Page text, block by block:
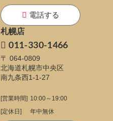
電話する
札幌店
011-330-1466
〒 064-0809
北海道札幌市中央区
南九条西1-1-27
[営業時間] 10:00～19:00
[定休日]
年中無休